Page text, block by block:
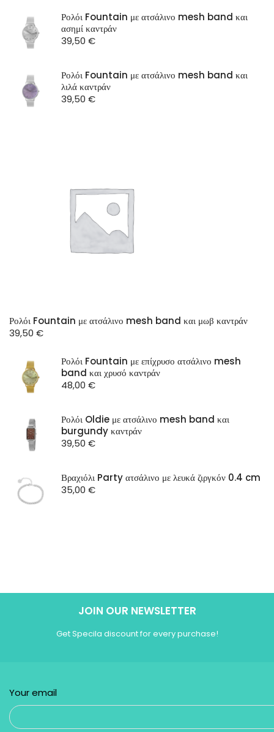
ST Watch
Ρολόι Fountain με ατσάλινο mesh band και
ασημί καντράν
39,50 €
Ρολόι Fountain με ατσάλινο mesh band και
λιλά καντράν
39,50 €
Ρολόι Fountain με ατσάλινο mesh band και μωβ καντράν
39,50 €
Ρολόι Fountain με επίχρυσο ατσάλινο mesh
band και χρυσό καντράν
48,00 €
Ρολόι Oldie με ατσάλινο mesh band και
burgundy καντράν
39,50 €
Βραχιόλι Party ατσάλινο με λευκά ζιργκόν 0.4 cm
35,00 €
JOIN OUR NEWSLETTER
Get Specila discount for every purchase!
Your email